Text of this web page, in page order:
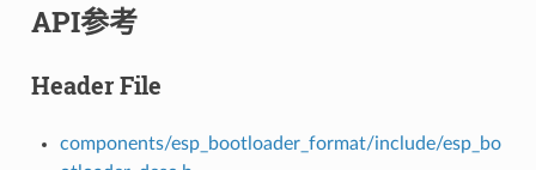
API参考
Header File
components/esp_bootloader_format/include/esp_bo